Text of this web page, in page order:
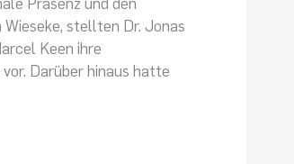
Präsenz und den
Wieseke, stellten Dr. Jonas
Keen ihre
Darüber hinaus hatte